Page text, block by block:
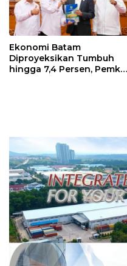
Ekonomi Batam
Diproyeksikan Tumbuh
hingga 7,4 Persen, Pemko